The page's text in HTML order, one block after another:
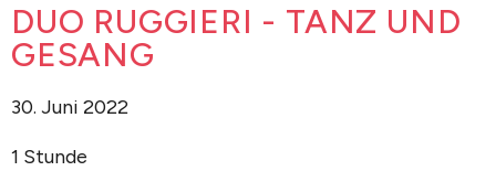
DUO RUGGIERI - TANZ UND
GESANG
30. Juni 2022
1 Stunde